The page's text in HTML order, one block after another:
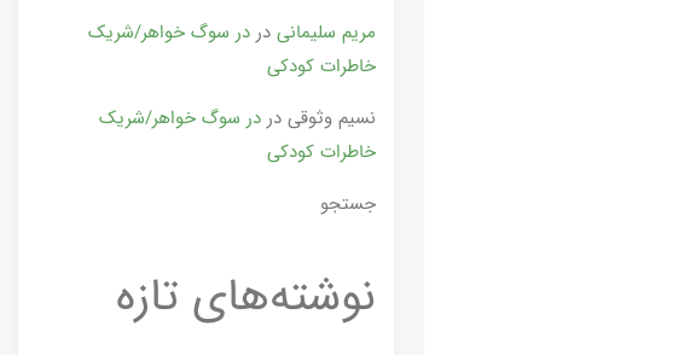
مریم سلیمانی دردر سوگ خواهر/شریک
خاطرات کودکی
نسیم وثوقی دردر سوگ خواهر/شریک
خاطرات کودکی
جستجو
نوشته‌های تازه